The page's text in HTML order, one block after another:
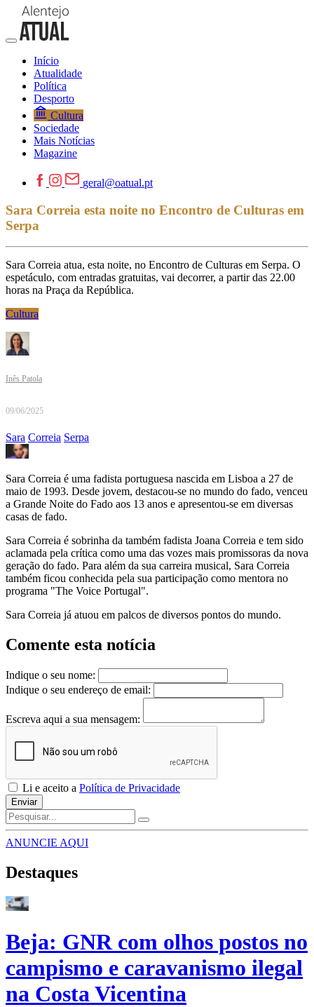
Início
Atualidade
Política
Desporto
Cultura
Sociedade
Mais Notícias
Magazine
geral@oatual.pt
Sara Correia esta noite no Encontro de Culturas em
Serpa
Sara Correia atua, esta noite, no Encontro de Culturas em Serpa. O
espetáculo, com entradas gratuitas, vai decorrer, a partir das 22.00
horas na Praça da República.
Cultura
Inês Patola
09/06/2025
Sara Correia Serpa
Sara Correia é uma fadista portuguesa nascida em Lisboa a 27 de
maio de 1993. Desde jovem, destacou-se no mundo do fado, venceu
a Grande Noite do Fado aos 13 anos e apresentou-se em diversas
casas de fado.
Sara Correia é sobrinha da também fadista Joana Correia e tem sido
aclamada pela crítica como uma das vozes mais promissoras da nova
geração do fado. Para além da sua carreira musical, Sara Correia
também ficou conhecida pela sua participação como mentora no
programa "The Voice Portugal".
Sara Correia já atuou em palcos de diversos pontos do mundo.
Comente esta notícia
Indique o seu nome:
Indique o seu endereço de email:
Escreva aqui a sua mensagem:
Li e aceito a Política de Privacidade
Enviar
ANUNCIE AQUI
Destaques
Beja: GNR com olhos postos no
campismo e caravanismo ilegal
na Costa Vicentina